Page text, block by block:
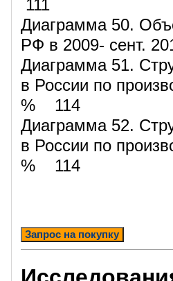
111
Диаграмма 50.
РФ в 2009- сент.
Диаграмма 51.
в России по
% 114
Диаграмма 52.
в России по
% 114
Запрос на покупку